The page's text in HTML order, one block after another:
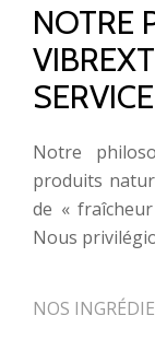
NOTRE
Notre
produits
de «
Nous
NOS